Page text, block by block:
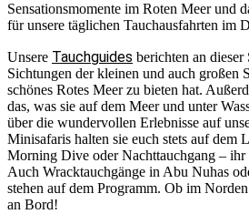
Sensationsmomente im Roten Meer und
für unsere täglichen Tauchausfahrten im
Unsere Tauchguides berichten an
Sichtungen der kleinen und auch großen
schönes Rotes Meer zu bieten hat.
das, was sie auf dem Meer und unter
über die wundervollen Erlebnisse auf
Minisafaris halten sie euch stets auf dem
Morning Dive oder Nachttauchgang –
Auch Wracktauchgänge in Abu Nuhas
stehen auf dem Programm. Ob im
an Bord!